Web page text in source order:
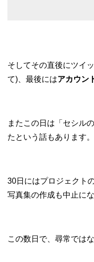
そしてその直後にツイ
て)、最後にはアカウン
またこの日は「セシル
たという話もあります。
30日にはプロジェクト
写真集の作成も中止に
この数日で、尋常では